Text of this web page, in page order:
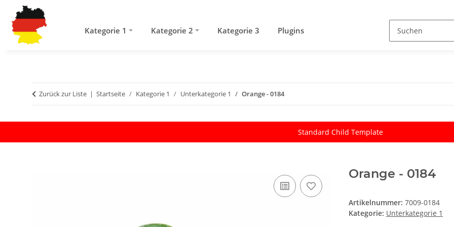
Kategorie 1 Kategorie 2 Kategorie 3 Plugins
Zurück zur Liste Startseite Kategorie 1 Unterkategorie 1 Orange - 0184
Standard Child Template
Orange - 0184
Artikelnummer: 7009-0184
Kategorie: Unterkategorie 1